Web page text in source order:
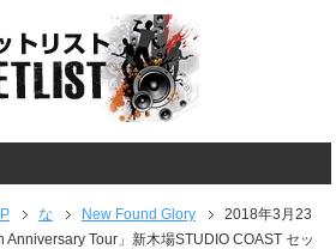
な New Found Glory
2018年3月23
Tour」新木場STUDIO COAST セッ